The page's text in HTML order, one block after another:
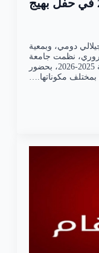
دومي، وبمعية
نظمت جامعة
المدية اليوم حفل اختتام السنة الجامعية 2025-2026، بحضور
بمختلف مكوناتها.…